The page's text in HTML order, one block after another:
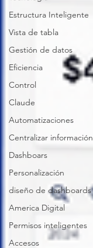
Estructura Inteligente
Vista de tabla
Gestión de datos
Eficiencia
Control
Claude
Automatizaciones
Centralizar información
Dashboars
Personalización
diseño de dashboards
America Digital
Permisos inteligentes
Accesos